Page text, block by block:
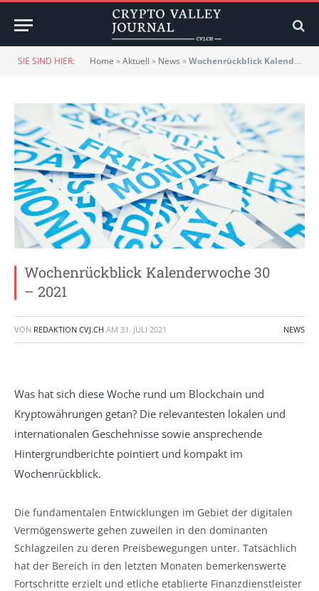
SIE SIND HIER: Home »Aktuell » News »Wochenrückblick Kalenderwoche 30 – 2021
Wochenrückblick Kalenderwoche 30
– 2021
VON REDAKTION CVJ.CH AM 31. JULI 2021 NEWS
Was hat sich diese Woche rund um Blockchain und
Kryptowährungen getan? Die relevantesten lokalen und
internationalen Geschehnisse sowie ansprechende
Hintergrundberichte pointiert und kompakt im
Wochenrückblick.
Die fundamentalen Entwicklungen im Gebiet der digitalen
Vermögenswerte gehen zuweilen in den dominanten
Schlagzeilen zu deren Preisbewegungen unter. Tatsächlich
hat der Bereich in den letzten Monaten bemerkenswerte
Fortschritte erzielt und etliche etablierte Finanzdienstleister